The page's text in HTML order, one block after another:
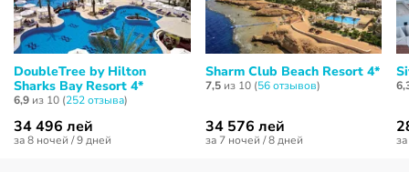
DoubleTree by Hilton
Sharks Bay Resort 4*
6,9 из 10 (252 отзывa)
34 496 лей
за 8 ночей / 9 дней
Sharm Club Beach Resort 4*
7,5из 10 (56 отзывов)
34 576 лей
за 7 ночей / 8 дней